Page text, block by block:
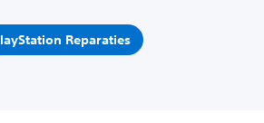
Reparaties